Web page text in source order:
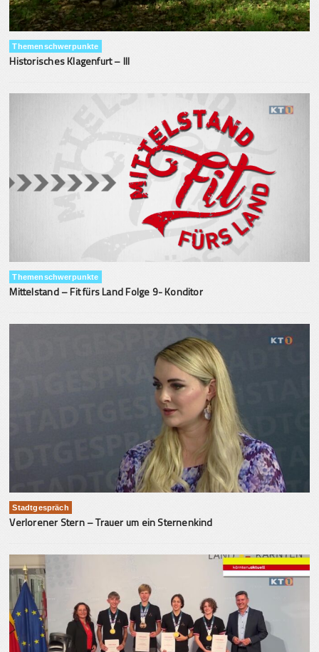
Themenschwerpunkte
Historisches Klagenfurt – III
Themenschwerpunkte
Mittelstand – Fit fürs Land Folge 9- Konditor
Stadtgespräch
Verlorener Stern – Trauer um ein Sternenkind